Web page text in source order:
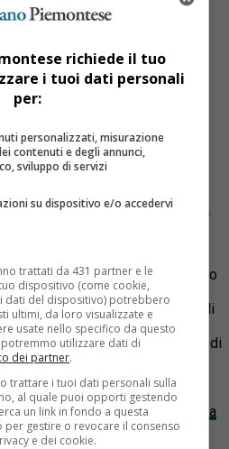
come Fonte preferita
in Val di Susa si è svolta come
manifestazioni, ovvero in modo
Pd siamo soddisfatti che i
che non sia accaduto nulla di
di malintenzionati siano
po’ di faccia tosta e un pizzico di
festeggia dunque la buona
No Tav.Peccato che fino a
gruppo dirigente democratico
alla larga dalla Val di Susa
richiede il tuo
i tuoi dati personali
per:
personalizzati, misurazione
contenuti e degli annunci,
sviluppo di servizi
su dispositivo e/o accedervi
trattati da 431 partner e le
dispositivo (come cookie,
dati del dispositivo) potrebbero
ultimi, da loro visualizzate e
usate nello specifico da questo
utilizzare dati di
dei partner.
trattare i tuoi dati personali sulla
al quale puoi opporti gestendo
un link in fondo a questa
per gestire o revocare il consenso
e dei cookie.